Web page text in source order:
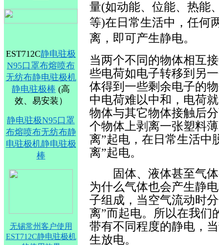
EST712C静电驻极
N95口罩布熔喷布
无纺布静电驻极机
静电驻极棒 (高
效、易安装）
静电驻极N95口罩
布熔喷布无纺布静
电驻极机静电驻极
棒
无锡常州客户使用
EST712C静电驻极机
量(如动能、位能、热
等)在日常生活中，任何
离，即可产生静电。
当两个不同的物体相互
些电荷如电子转移到另
体得到一些剩余电子的
中电荷难以中和，电荷
物体与其它物体接触后
个物体上剥离一张塑料
离”起电，在日常生活中
离”起电。
固体、液体甚至气体
为什么气体也会产生静
子组成，当空气流动时
离”而起电。所以在我们
带有不同程度的静电，
生放电。